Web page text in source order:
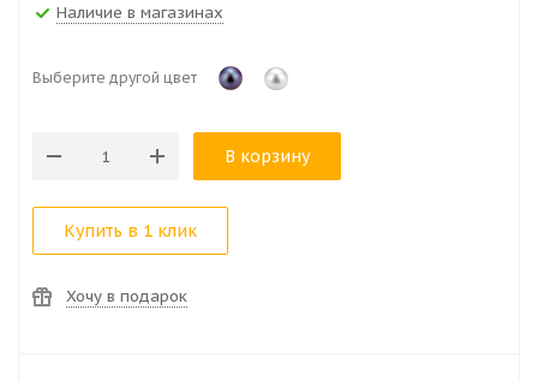
Наличие в магазинах
Выберите другой цвет
В корзину
Купить в 1 клик
Хочу в подарок